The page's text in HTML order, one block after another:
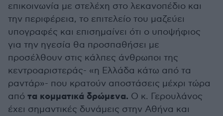
επικοινωνία με στελέχη στο λεκανοπέδιο και
την περιφέρεια, το επιτελείο του μαζεύει
υπογραφές και επισημαίνει ότι ο υποψήφιος
για την ηγεσία θα προσπαθήσει με
προσέλθουν στις κάλπες άνθρωποι της
κεντροαριστεράς- «η Ελλάδα κάτω από τα
ραντάρ»- που κρατούν αποστάσεις μέχρι τώρα
από τα κομματικά δρώμενα. Ο κ. Γερουλάνος
έχει σημαντικές δυνάμεις στην Αθήνα και